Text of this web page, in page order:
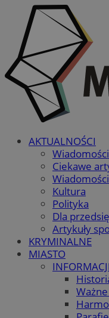
AKTUALNOŚCI
Ciekawe
Kultura
Polityka
Dla
Artykuły
KRYMINALNE
MIASTO